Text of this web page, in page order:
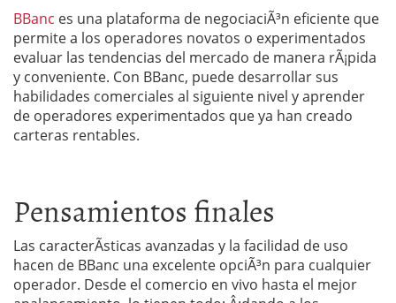
BBanc es una plataforma de negociaciÃ³n eficiente que
permite a los operadores novatos o experimentados
evaluar las tendencias del mercado de manera rÃ¡pida
y conveniente. Con BBanc, puede desarrollar sus
habilidades comerciales al siguiente nivel y aprender
de operadores experimentados que ya han creado
carteras rentables.
Pensamientos finales
Las caracterÃ­sticas avanzadas y la facilidad de uso
hacen de BBanc una excelente opciÃ³n para cualquier
operador. Desde el comercio en vivo hasta el mejor